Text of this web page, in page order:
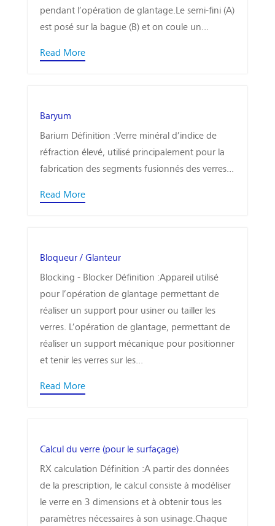
pendant l’opération de glantage.Le semi-fini (A)
est posé sur la bague (B) et on coule un...
Read More
Baryum
Barium Définition :Verre minéral d’indice de
réfraction élevé, utilisé principalement pour la
fabrication des segments fusionnés des verres...
Read More
Bloqueur / Glanteur
Blocking - Blocker Définition :Appareil utilisé
pour l’opération de glantage permettant de
réaliser un support pour usiner ou tailler les
verres. L’opération de glantage, permettant de
réaliser un support mécanique pour positionner
et tenir les verres sur les...
Read More
Calcul du verre (pour le surfaçage)
RX calculation Définition :A partir des données
de la prescription, le calcul consiste à modéliser
le verre en 3 dimensions et à obtenir tous les
paramètres nécessaires à son usinage.Chaque